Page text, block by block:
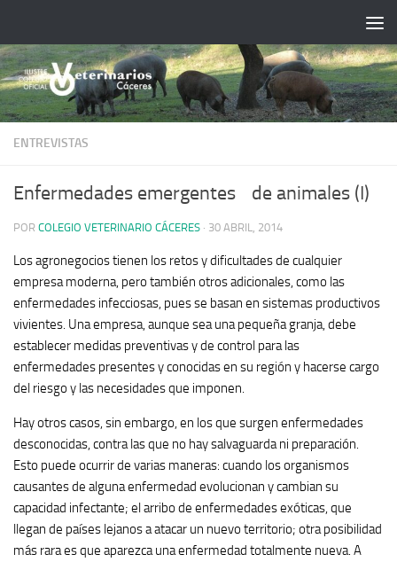
ENTREVISTAS
Enfermedades emergentes de animales (I)
POR COLEGIO VETERINARIO CÁCERES · 30 ABRIL, 2014
Los agronegocios tienen los retos y dificultades de cualquier
empresa moderna, pero también otros adicionales, como las
enfermedades infecciosas, pues se basan en sistemas productivos
vivientes. Una empresa, aunque sea una pequeña granja, debe
establecer medidas preventivas y de control para las
enfermedades presentes y conocidas en su región y hacerse cargo
del riesgo y las necesidades que imponen.
Hay otros casos, sin embargo, en los que surgen enfermedades
desconocidas, contra las que no hay salvaguarda ni preparación.
Esto puede ocurrir de varias maneras: cuando los organismos
causantes de alguna enfermedad evolucionan y cambian su
capacidad infectante; el arribo de enfermedades exóticas, que
llegan de países lejanos a atacar un nuevo territorio; otra posibilidad
más rara es que aparezca una enfermedad totalmente nueva. A